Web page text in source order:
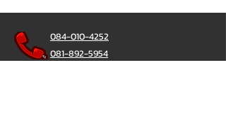
084-010-4252
081-892-5954